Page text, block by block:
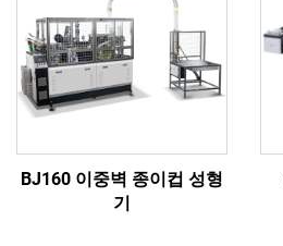
BJ160 이중벽 종이컵 성형
기